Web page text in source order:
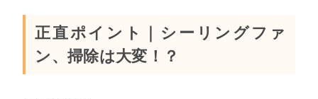
正直ポイント｜シーリングファ
ン、掃除は大変！？